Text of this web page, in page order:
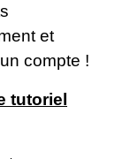
et
compte !
tutoriel